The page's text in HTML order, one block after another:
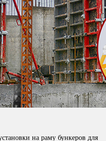
на раму бункеров для